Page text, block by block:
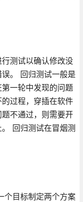
测试以确认修改没
。 回归测试一般是
一轮中发现的问题
过程，穿插在软件
不通过，则需要开
回归测试在冒烟测
个目标制定两个方案